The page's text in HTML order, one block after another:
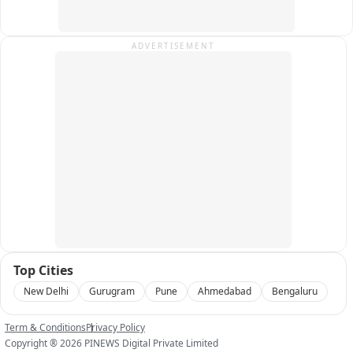
ADVERTISEMENT
Top Cities
New Delhi Gurugram Pune Ahmedabad Bengaluru
Term & ConditionsPrivacy Policy
Copyright ®2026 PINEWS Digital Private Limited